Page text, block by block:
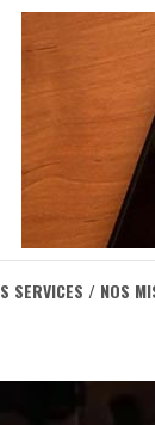
SERVICES / NOS